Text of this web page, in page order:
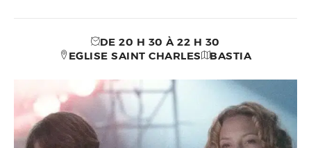
DE 20 H 30 À 22 H 30
EGLISE SAINT CHARLES
BASTIA